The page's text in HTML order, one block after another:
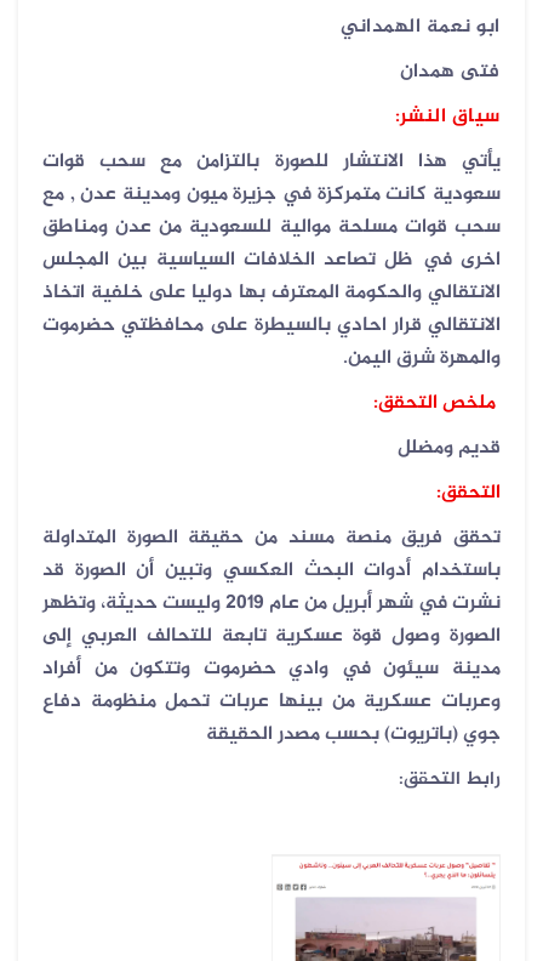
ابو نعمة الهمداني
فتى همدان
سياق النشر:
يأتي هذا الانتشار للصورة بالتزامن مع سحب قوات
سعودية كانت متمركزة في جزيرة ميون ومدينة عدن , مع
سحب قوات مسلحة موالية للسعودية من عدن ومناطق
اخرى في ظل تصاعد الخلافات السياسية بين المجلس
الانتقالي والحكومة المعترف بها دوليا على خلفية اتخاذ
الانتقالي قرار احادي بالسيطرة على محافظتي حضرموت
والمهرة شرق اليمن.
ملخص التحقق:
قديم ومضلل
التحقق:
تحقق فريق منصة مسند من حقيقة الصورة المتداولة
باستخدام أدوات البحث العكسي وتبين أن الصورة قد
نشرت في شهر أبريل من عام 2019 وليست حديثة، وتظهر
الصورة وصول قوة عسكرية تابعة للتحالف العربي إلى
مدينة سيئون في وادي حضرموت وتتكون من أفراد
وعربات عسكرية من بينها عربات تحمل منظومة دفاع
جوي (باتريوت) بحسب مصدر الحقيقة
رابط التحقق: